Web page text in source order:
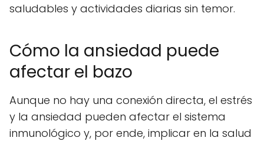
saludables y actividades diarias sin temor.
Cómo la ansiedad puede
afectar el bazo
Aunque no hay una conexión directa, el estrés
y la ansiedad pueden afectar el sistema
inmunológico y, por ende, implicar en la salud